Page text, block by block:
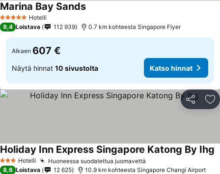
5 Tähtiluokitus
Hotelli
Marina Bay Sands
9,4 Loistava 112 939 0.7 km kohteesta Singapore Flyer
Alkaen 607 €
Näytä hinnat 10 sivustolta Katso hinnat
Jaa
3 Tähtiluokitus
Hotelli Huoneessa suodatettua juomavettä
Holiday Inn Express Singapore Katong By Ihg
8,6 Loistava 12 625 10.9 km kohteesta Singapore Changi Airport